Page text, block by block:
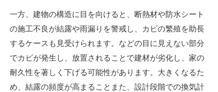
一方、建物の構造に目を向けると、断熱材や防水シート
の施工不良が結露や雨漏りを警戒し、カビの繁殖を助長
するケースも見受けられます。などの目に見えない部分
でカビが発生し、放置されることで建材が劣化し、家の
耐久性を著しく下げる可能性があります。大きくなるた
め、結露の頻度が高まることまた、設計段階での換気計